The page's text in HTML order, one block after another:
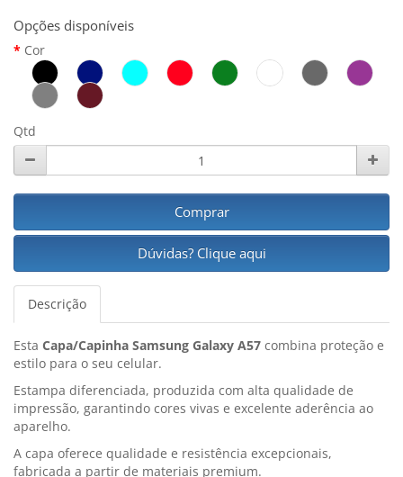
Opções disponíveis
Cor
Qtd
Comprar
Dúvidas? Clique aqui
Descrição
Esta Capa/Capinha Samsung Galaxy A57 combina proteção e
estilo para o seu celular.
Estampa diferenciada, produzida com alta qualidade de
impressão, garantindo cores vivas e excelente aderência ao
aparelho.
A capa oferece qualidade e resistência excepcionais,
fabricada a partir de materiais premium.